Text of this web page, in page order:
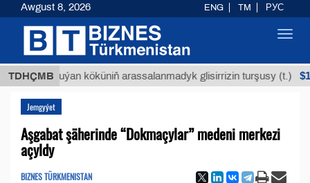
TDHÇMB
Buýan köküniň arassalanmadyk glisirrizin turşusy (t.) $12935,18
Jemgyýet
Aşgabat şäherinde “Dokmaçylar” medeni merkezi
açyldy
BIZNES TÜRKMENISTAN
Awgust 8, 2026 ENG TM РУС